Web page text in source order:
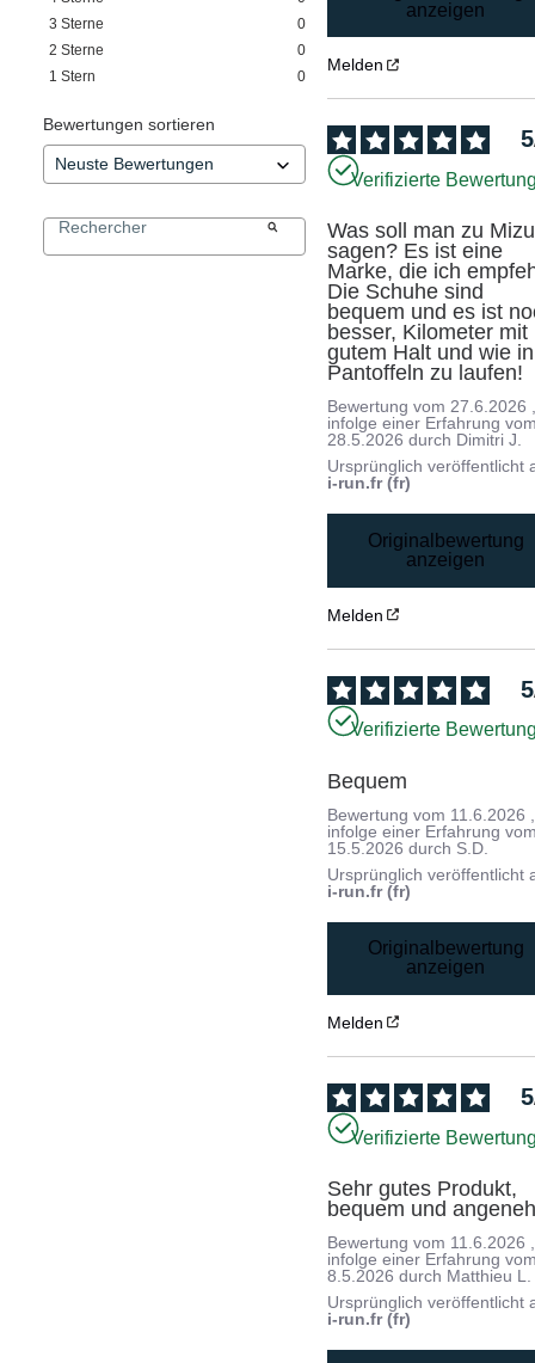
3 Sterne
0
2 Sterne
0
1 Stern 0
Bewertungen sortieren
anzeigen
Melden
5
Verifizierte
Was soll man zu
sagen? Es ist eine
Marke, die ich
Die Schuhe sind
bequem und es ist
besser, Kilometer mit
gutem Halt und wie in
Pantoffeln zu laufen!
Bewertung vom27.6.2026
infolge einer Erfahrung
28.5.2026 durch Dimitri J.
Ursprünglich veröffentlicht
i-run.fr (fr)
Originalbewertung
anzeigen
Melden
5
Verifizierte
Bequem
Bewertung vom 11.6.2026
infolge einer Erfahrung
15.5.2026 durch S.D.
Ursprünglich veröffentlicht
i-run.fr (fr)
Originalbewertung
anzeigen
Melden
5
Verifizierte
Sehr gutes Produkt,
bequem und
Bewertung vom 11.6.2026
infolge einer Erfahrung
8.5.2026 durch Matthieu L.
Ursprünglich veröffentlicht
i-run.fr (fr)